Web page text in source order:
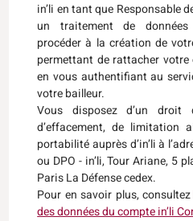
in’li en tant que Responsable
un traitement de
procéder à la création de
permettant de rattacher
en vous authentifiant au
votre bailleur.
Vous disposez d’un droit
d’effacement, de limitation
portabilité auprès d’in’li à
ou DPO - in’li, Tour Ariane, 5
Paris La Défense cedex.
Pour en savoir plus, consultez
des données du compte in’li